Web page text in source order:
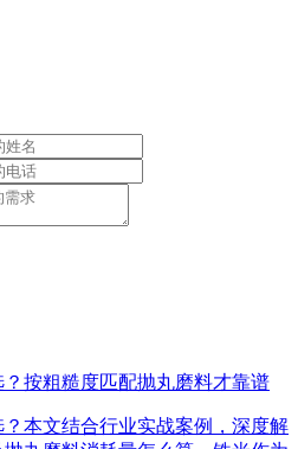
按粗糙度匹配抛丸磨料才靠谱
本文结合行业实战案例，深度解